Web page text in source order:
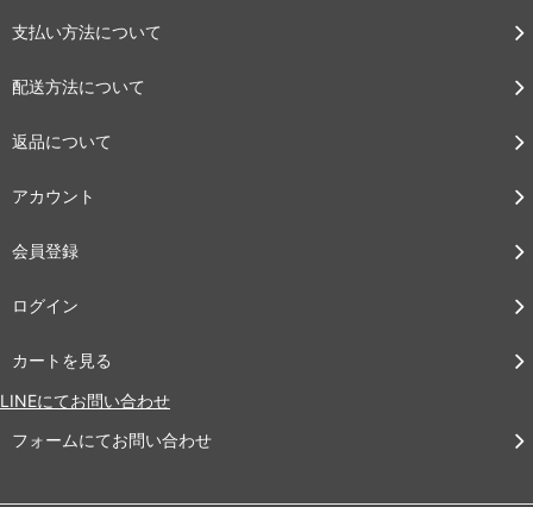
支払い方法について
配送方法について
返品について
アカウント
会員登録
ログイン
カートを見る
LINEにてお問い合わせ
フォームにてお問い合わせ